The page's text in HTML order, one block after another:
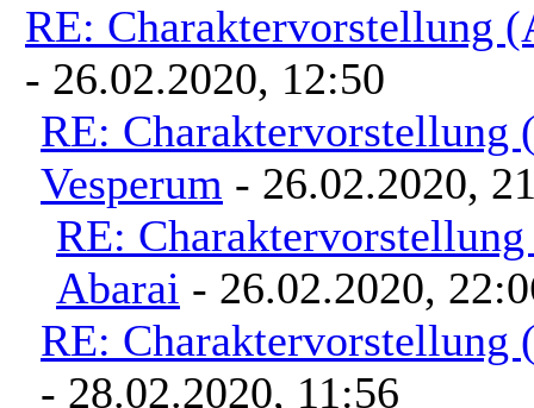
RE: Charaktervorstellung
- 26.02.2020, 12:50
RE: Charaktervorstellung
Vesperum - 26.02.2020,
RE:
Abarai - 26.02.2020,
RE: Charaktervorstellung
- 28.02.2020, 11:56